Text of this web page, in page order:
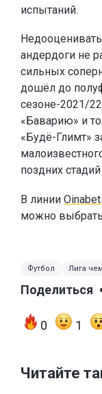
испытаний.
андердоги не
сильных
дошёл до
сезоне-2021/
«Баварию» и
«Будё-Глимт»
поздних
В линии Oinabet
можно
Футбол Лига
Поделиться
0 1
Читайте